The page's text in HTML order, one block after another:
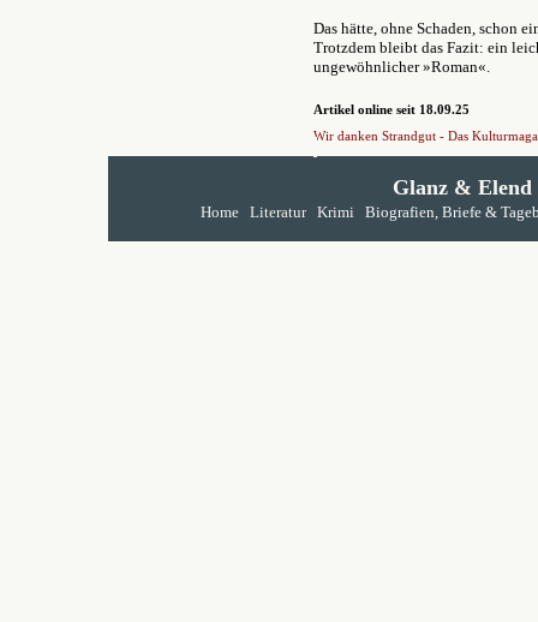
Das hätte, ohne Schaden, schon
Trotzdem bleibt das Fazit: ein
ungewöhnlicher »Roman«.
Artikel online seit 18.09.25
Wir danken Strandgut - Das
Glanz & Elend
Home Literatur Krimi Biografien, Briefe &